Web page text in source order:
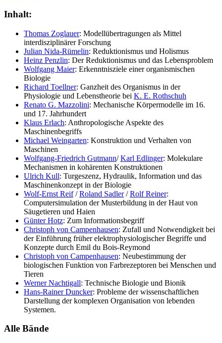
Inhalt:
Thomas Zoglauer: Modellübertragungen als Mittel
interdisziplinärer Forschung
Julian Nida-Rümelin: Reduktionismus und Holismus
Heinz Penzlin: Der Reduktionismus und das Lebensproblem
Wolfgang Maier: Erkenntnisziele einer organismischen
Biologie
Richard Toellner: Ganzheit des Organismus in der
Physiologie und Lebenstheorie bei K. E. Rothschuh
Renato G. Mazzolini: Mechanische Körpermodelle im 16.
und 17. Jahrhundert
Klaus Erlach: Anthropologische Aspekte des
Maschinenbegriffs
Michael Weingarten: Konstruktion und Verhalten von
Maschinen
Wolfgang-Friedrich Gutmann/Karl Edlinger: Molekulare
Mechanismen in kohärenten Konstruktionen
Ulrich Kull: Turgeszenz, Hydraulik, Information und das
Maschinenkonzept in der Biologie
Wolf-Ernst Reif/Roland Sadler/Rolf Reiner:
Computersimulation der Musterbildung in der Haut von
Säugetieren und Haien
Günter Hotz: Zum Informationsbegriff
Christoph von Campenhausen: Zufall und Notwendigkeit bei
der Einführung früher elektrophysiologischer Begriffe und
Konzepte durch Emil du Bois-Reymond
Christoph von Campenhausen: Neubestimmung der
biologischen Funktion von Farbrezeptoren bei Menschen und
Tieren
Werner Nachtigall: Technische Biologie und Bionik
Hans-Rainer Duncker: Probleme der wissenschaftlichen
Darstellung der komplexen Organisation von lebenden
Systemen.
Alle Bände